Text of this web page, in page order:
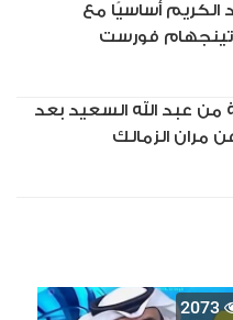
الكريم أساسيًا مع
فورست
من عبد الله السعيد بعد
مران الزمالك
2073